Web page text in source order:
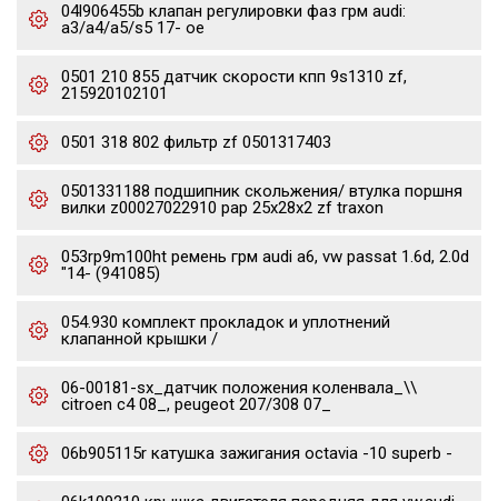
04l906455b клапан регулировки фаз грм audi:
a3/a4/a5/s5 17- oe
0501 210 855 датчик скорости кпп 9s1310 zf,
215920102101
0501 318 802 фильтр zf 0501317403
0501331188 подшипник скольжения/ втулка поршня
вилки z00027022910 pap 25x28x2 zf traxon
053rp9m100ht ремень грм audi a6, vw passat 1.6d, 2.0d
"14- (941085)
054.930 комплект прокладок и уплотнений
клапанной крышки /
06-00181-sx_датчик положения коленвала_\\
citroen c4 08_, peugeot 207/308 07_
06b905115r катушка зажигания octavia -10 superb -